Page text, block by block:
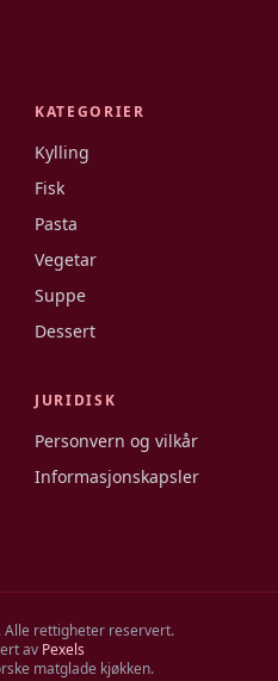
KATEGORIER
Kylling
Fisk
Pasta
Vegetar
Suppe
Dessert
JURIDISK
Personvern og vilkår
Informasjonskapsler
rettigheter reservert.
av Pexels
matglade kjøkken.